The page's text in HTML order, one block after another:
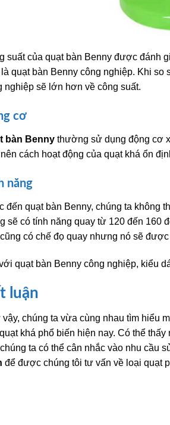
suất của quạt bàn Benny được đánh
quạt bàn Benny công nghiệp. Khi
nghiệp sẽ lớn hơn về công suất.
cơ
bàn Benny thường sử dụng động cơ
cách hoạt động của quạt khá ổn
năng
đến quạt bàn Benny, chúng ta không
sẽ có tính năng quay từ 120 đến 160
có chế đọ quay nhưng nó sẽ
quạt bàn Benny công nghiệp, kiểu
luận
vậy, chúng ta vừa cùng nhau tìm hiểu
khá phổ biến hiện nay. Có thể
ta có thể cân nhắc vào nhu cầu
để được chúng tôi tư vấn về loại quạt